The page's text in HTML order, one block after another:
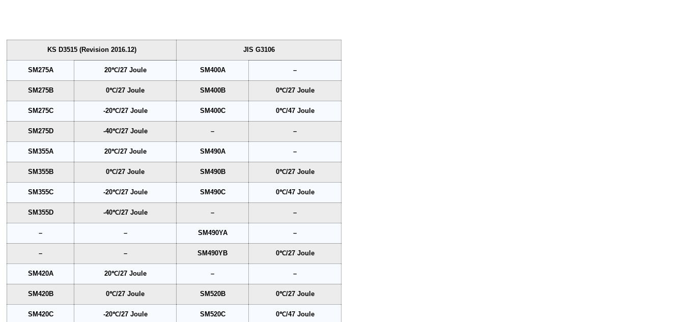
KS D3515 (Revision 2016.12) JIS G3106
SM275A 20℃/27 Joule SM400A –
SM275B 0℃/27 Joule SM400B 0℃/27 Joule
SM275C -20℃/27 Joule SM400C 0℃/47 Joule
SM275D -40℃/27 Joule – –
SM355A 20℃/27 Joule SM490A –
SM355B 0℃/27 Joule SM490B 0℃/27 Joule
SM355C -20℃/27 Joule SM490C 0℃/47 Joule
SM355D -40℃/27 Joule – –
– – SM490YA –
– – SM490YB 0℃/27 Joule
SM420A 20℃/27 Joule – –
SM420B 0℃/27 Joule SM520B 0℃/27 Joule
SM420C -20℃/27 Joule SM520C 0℃/47 Joule